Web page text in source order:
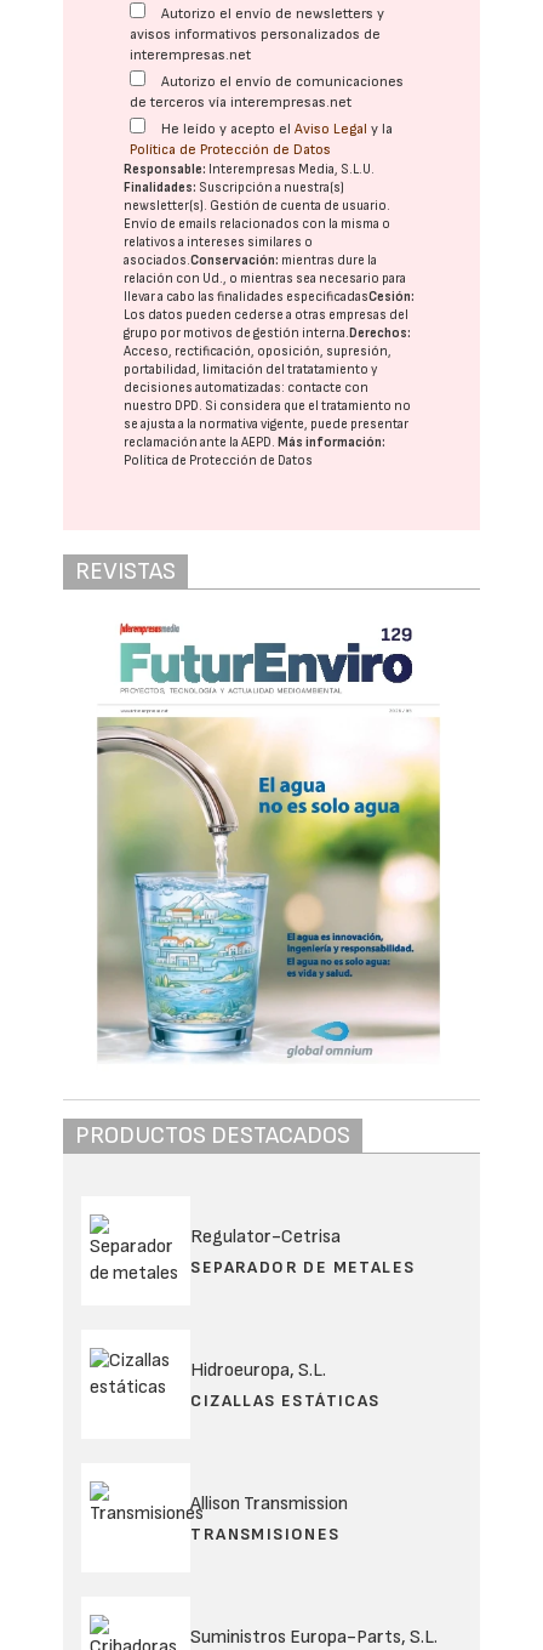
Autorizo el envío de newsletters y
avisos informativos personalizados de
interempresas.net
Autorizo el envío de comunicaciones
de terceros vía interempresas.net
He leído y acepto elAviso Legal y la
Política de Protección de Datos
Responsable: Interempresas Media, S.L.U.
Finalidades: Suscripción a nuestra(s)
newsletter(s). Gestión de cuenta de usuario.
Envío de emails relacionados con la misma o
relativos a intereses similares o
asociados.Conservación: mientras dure la
relación con Ud., o mientras sea necesario para
llevar a cabo las finalidades especificadasCesión:
Los datos pueden cederse a otras empresas del
grupo por motivos de gestión interna. Derechos:
Acceso, rectificación, oposición, supresión,
portabilidad, limitación del tratatamiento y
decisiones automatizadas: contacte con
nuestro DPD. Si considera que el tratamiento no
se ajusta a la normativa vigente, puede presentar
reclamación ante laAEPD. Más información:
Política de Protección de Datos
REVISTAS
PRODUCTOS DESTACADOS
Regulator-Cetrisa
SEPARADOR DE METALES
Hidroeuropa, S.L.
CIZALLAS ESTÁTICAS
Allison Transmission
TRANSMISIONES
Suministros Europa-Parts, S.L.